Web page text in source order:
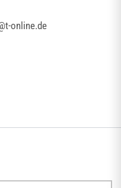
online.de